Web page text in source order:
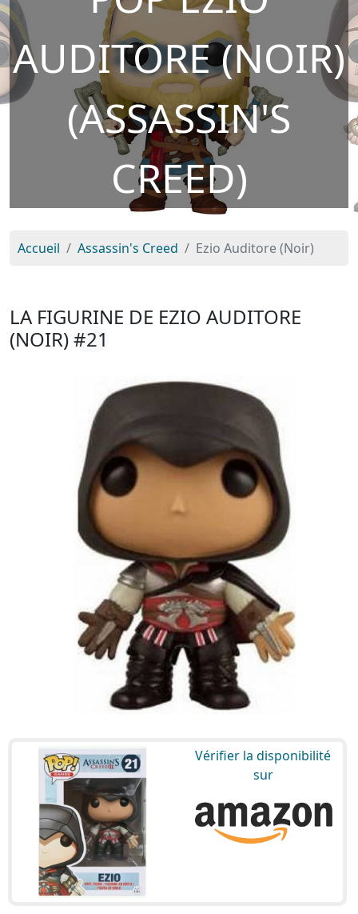
AUDITORE (NOIR)
(ASSASSIN'S
CREED)
Accueil Assassin's Creed Ezio Auditore (Noir)
LA FIGURINE DE EZIO AUDITORE
(NOIR)#21
Vérifier la disponibilité
sur